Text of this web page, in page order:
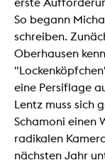
erste
So begann
schreiben.
Oberhausen
eine Persiflage
Lentz muss sich
Schamoni einen
radikalen
nächsten Jahr